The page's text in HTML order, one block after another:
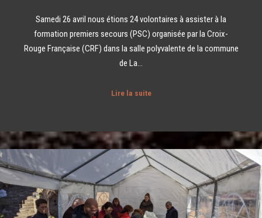
Samedi 26 avril nous étions 24 volontaires à assister à la
formation premiers secours (PSC) organisée par la Croix-
Rouge Française (CRF) dans la salle polyvalente de la commune
de La…
Lire la suite